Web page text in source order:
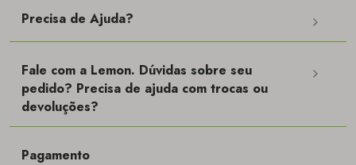
Precisa de Ajuda?
Fale com a Lemon. Dúvidas sobre seu
pedido? Precisa de ajuda com trocas ou
devoluções?
Pagamento